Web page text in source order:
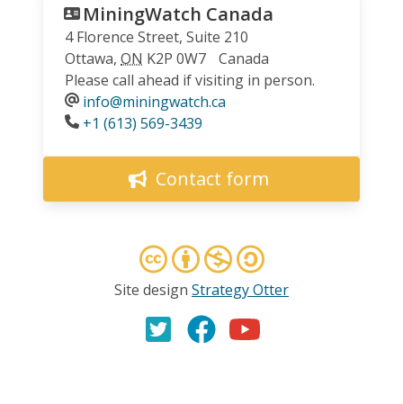
MiningWatch Canada
4 Florence Street, Suite 210
Ottawa, ON K2P 0W7
Canada
Please call ahead if visiting in person.
info@miningwatch.ca
Phone
+1 (613) 569-3439
Contact form
Site design Strategy Otter